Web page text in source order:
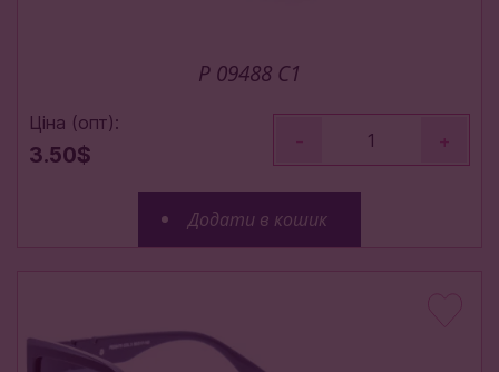
P 09488 С1
Ціна (опт):
3.50$
- +
Додати в кошик